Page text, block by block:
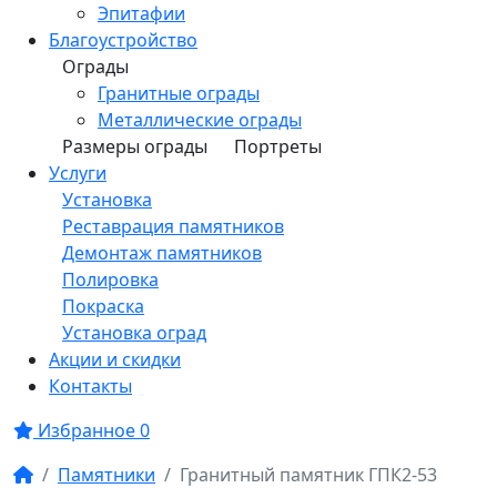
Эпитафии
Благоустройство
Ограды
Гранитные ограды
Металлические ограды
Размеры ограды
Портреты
Услуги
Установка
Реставрация памятников
Демонтаж памятников
Полировка
Покраска
Установка оград
Акции и скидки
Контакты
Избранное0
Памятники
Гранитный памятник ГПК2-53